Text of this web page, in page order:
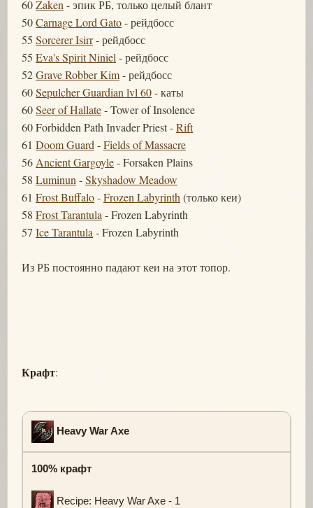
60Zaken - эпик РБ, только целый блант
50Carnage Lord Gato- рейдбосс
55 Sorcerer Isirr- рейдбосс
55 Eva's Spirit Niniel - рейдбосс
52Grave Robber Kim- рейдбосс
60Sepulcher Guardian lvl 60- каты
60Seer of Hallate- Tower of Insolence
60 Forbidden Path Invader Priest -Rift
61 Doom Guard -Fields of Massacre
56 Ancient Gargoyle- Forsaken Plains
58 Luminun -Skyshadow Meadow
61 Frost Buffalo-Frozen Labyrinth (только кеи)
58 Frost Tarantula - Frozen Labyrinth
57 Ice Tarantula - Frozen Labyrinth
Из РБ постоянно падают кеи на этот топор.
Крафт:
Heavy War Axe
100% крафт
Recipe: Heavy War Axe - 1